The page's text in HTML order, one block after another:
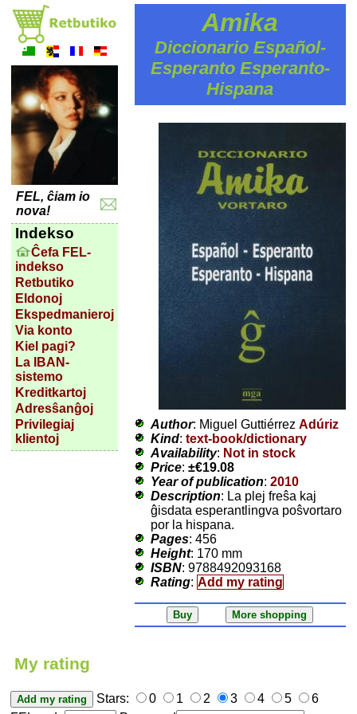
FEL, ĉiam io
nova!
Indekso
Ĉefa FEL-
indekso
Retbutiko
Eldonoj
Ekspedmanieroj
Via konto
Kiel pagi?
La IBAN-
sistemo
Kreditkartoj
Adresŝanĝoj
Privilegiaj
klientoj
Amika
Diccionario Español-
Esperanto Esperanto-
Hispana
Author: Miguel Guttiérrez Adúriz
Kind: text-book/dictionary
Availability: Not in stock
Price: ±€19.08
Year of publication: 2010
Description: La plej freŝa kaj
ĝisdata esperantlingva poŝvortaro
por la hispana.
Pages: 456
Height: 170 mm
ISBN: 9788492093168
Rating: Add my rating
My rating
Stars: 0 1 2 3 4 5
6